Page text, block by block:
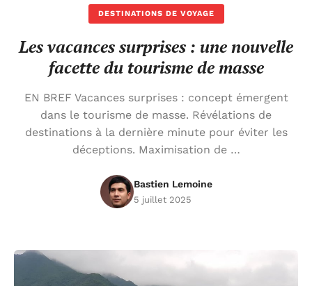
DESTINATIONS DE VOYAGE
Les vacances surprises : une nouvelle
facette du tourisme de masse
EN BREF Vacances surprises : concept émergent
dans le tourisme de masse. Révélations de
destinations à la dernière minute pour éviter les
déceptions. Maximisation de …
Bastien Lemoine
5 juillet 2025